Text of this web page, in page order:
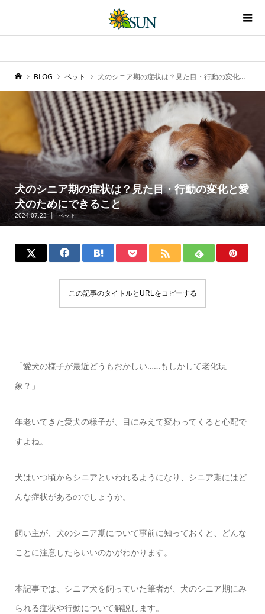
BLOG ペット 犬のシニア期の症状は？見た目・行動の変化と愛犬のためにできること
犬のシニア期の症状は？見た目・行動の変化と愛
犬のためにできること
2024.07.23 ペット
この記事のタイトルとURLをコピーする
「愛犬の様子が最近どうもおかしい……もしかして老化現
象？」
年老いてきた愛犬の様子が、目にみえて変わってくると心配で
すよね。
犬はいつ頃からシニアといわれるようになり、シニア期にはど
んな症状があるのでしょうか。
飼い主が、犬のシニア期について事前に知っておくと、どんな
ことに注意したらいいのかがわかります。
本記事では、シニア犬を飼っていた筆者が、犬のシニア期にみ
られる症状や行動について解説します。